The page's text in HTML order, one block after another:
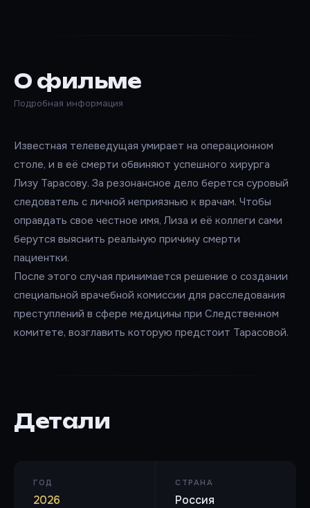
О фильме
Подробная информация
Известная телеведущая умирает на операционном
столе, и в её смерти обвиняют успешного хирурга
Лизу Тарасову. За резонансное дело берется суровый
следователь с личной неприязнью к врачам. Чтобы
оправдать свое честное имя, Лиза и её коллеги сами
берутся выяснить реальную причину смерти
пациентки.
После этого случая принимается решение о создании
специальной врачебной комиссии для расследования
преступлений в сфере медицины при Следственном
комитете, возглавить которую предстоит Тарасовой.
Детали
ГОД
2026
СТРАНА
Россия